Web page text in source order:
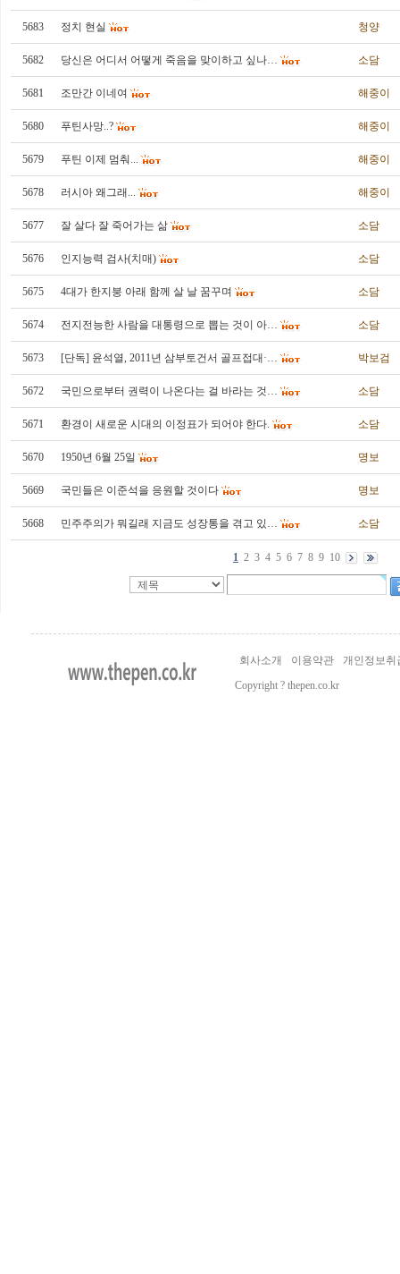
5683 정치 현실 청양
5682 당신은 어디서 어떻게 죽음을 맞이하고 싶나… 소담
5681 조만간 이네여 해중이
5680 푸틴사망..? 해중이
5679 푸틴 이제 멈춰... 해중이
5678 러시아 왜그래... 해중이
5677 잘 살다 잘 죽어가는 삶 소담
5676 인지능력 검사(치매) 소담
5675 4대가 한지붕 아래 함께 살 날 꿈꾸며 소담
5674 전지전능한 사람을 대통령으로 뽑는 것이 아… 소담
5673 [단독] 윤석열, 2011년 삼부토건서 골프접대·… 박보검
5672 국민으로부터 권력이 나온다는 걸 바라는 것… 소담
5671 환경이 새로운 시대의 이정표가 되어야 한다. 소담
5670 1950년 6월 25일 명보
5669 국민들은 이준석을 응원할 것이다 명보
5668 민주주의가 뭐길래 지금도 성장통을 겪고 있… 소담
1 2 3 4 5 6 7 8 9 10
회사소개 이용약관
개인정보취
Copyright ? thepen.co.kr